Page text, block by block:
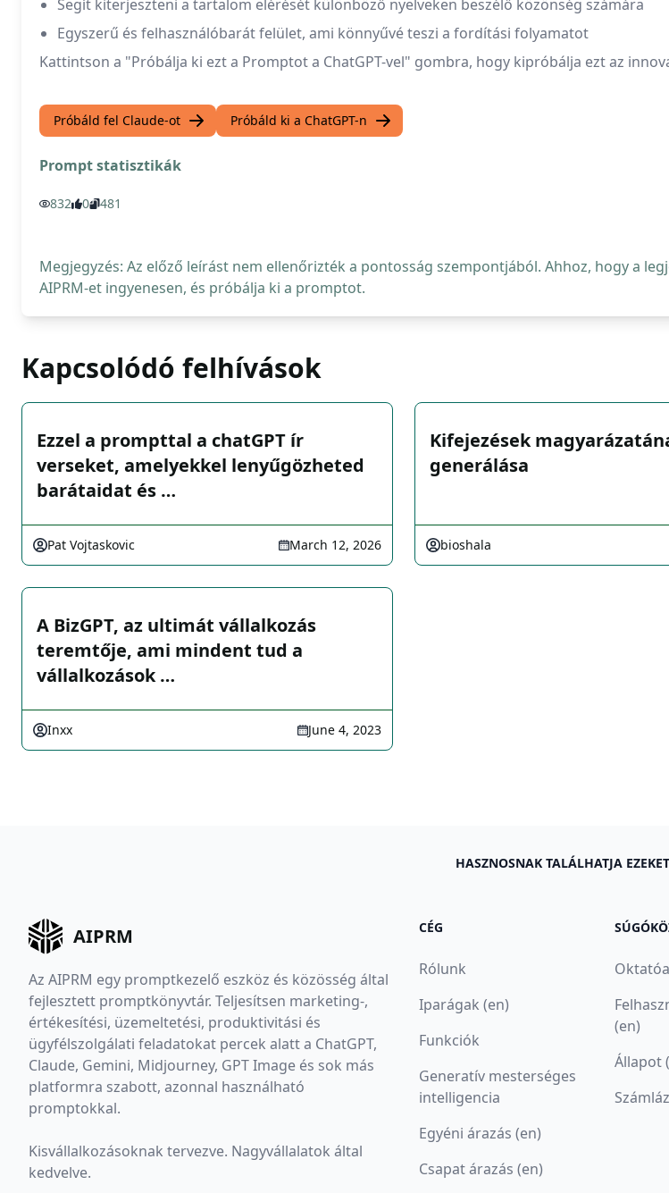
Segít kiterjeszteni a tartalom elérését különböző nyelveken beszélő közönség számára
Egyszerű és felhasználóbarát felület, ami könnyűvé teszi a fordítási folyamatot
Kattintson a "Próbálja ki ezt a Promptot a ChatGPT-vel" gombra, hogy kipróbálja ezt az
Próbáld fel Claude-ot Próbáld ki a ChatGPT-n
Prompt statisztikák
832 0 481
Megjegyzés: Az előző leírást nem ellenőrizték a pontosság szempontjából. Ahhoz, hogy a
AIPRM-et ingyenesen, és próbálja ki a promptot.
Kapcsolódó felhívások
Ezzel a prompttal a chatGPT ír
verseket, amelyekkel lenyűgözheted
barátaidat és …
Pat Vojtaskovic March 12, 2026
Kifejezések
generálása
bioshala
A BizGPT, az ultimát vállalkozás
teremtője, ami mindent tud a
vállalkozások …
Inxx June 4, 2023
HASZNOSNAK TALÁLHATJA
AIPRM
Az AIPRM egy promptkezelő eszköz és közösség által
fejlesztett promptkönyvtár. Teljesítsen marketing-,
értékesítési, üzemeltetési, produktivitási és
ügyfélszolgálati feladatokat percek alatt a ChatGPT,
Claude, Gemini, Midjourney, GPT Image és sok más
platformra szabott, azonnal használható
promptokkal.
Kisvállalkozásoknak tervezve. Nagyvállalatok által
kedvelve.
CÉG
Rólunk
Iparágak (en)
Funkciók
Generatív mesterséges
intelligencia
Egyéni árazás (en)
Csapat árazás (en)
(en)
Állapot